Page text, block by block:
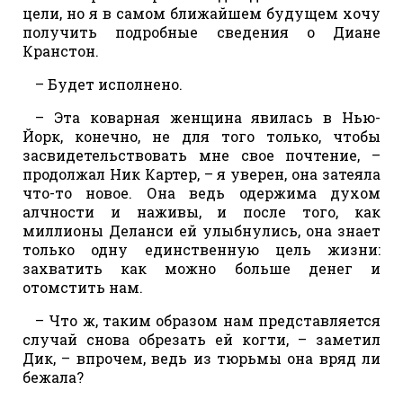
цели, но я в самом ближайшем будущем хочу
получить подробные сведения о Диане
Кранстон.
– Будет исполнено.
– Эта коварная женщина явилась в Нью-
Йорк, конечно, не для того только, чтобы
засвидетельствовать мне свое почтение, –
продолжал Ник Картер, – я уверен, она затеяла
что-то новое. Она ведь одержима духом
алчности и наживы, и после того, как
миллионы Деланси ей улыбнулись, она знает
только одну единственную цель жизни:
захватить как можно больше денег и
отомстить нам.
– Что ж, таким образом нам представляется
случай снова обрезать ей когти, – заметил
Дик, – впрочем, ведь из тюрьмы она вряд ли
бежала?